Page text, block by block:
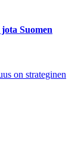
Suomen
on strateginen